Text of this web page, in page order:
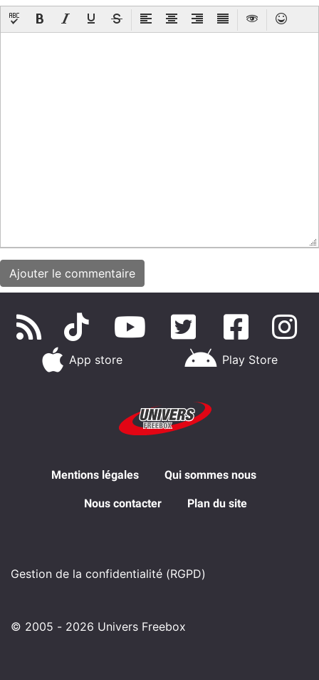
App store Play Store
Mentions légales Qui sommes nous
Nous contacter Plan du site
Gestion de la confidentialité (RGPD)
© 2005 - 2026 Univers Freebox